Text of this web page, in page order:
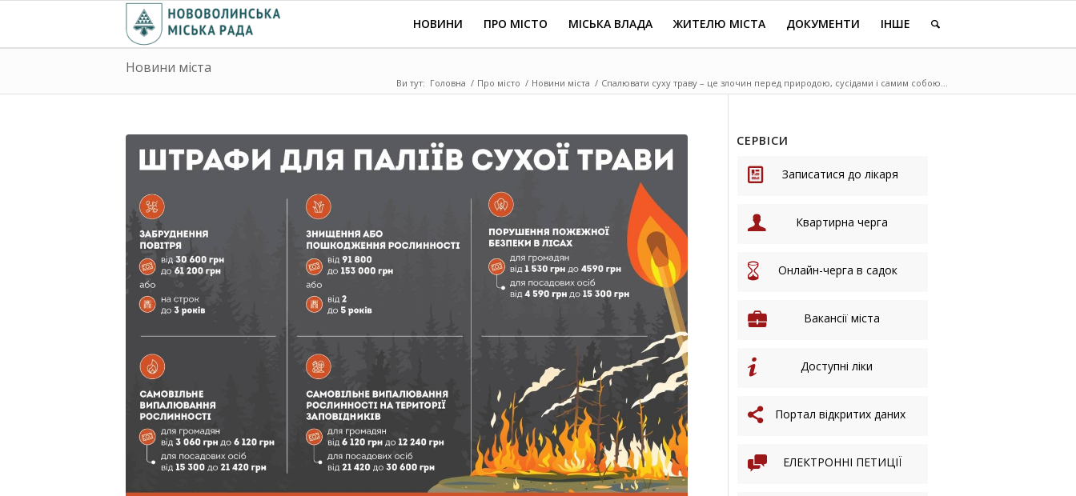
НОВИНИ ПРО МІСТО МІСЬКА ВЛАДА ЖИТЕЛЮ МІСТА ДОКУМЕНТИ ІНШЕ
Новини міста
Ви тут: Головна / Про місто / Новини міста / Спалювати суху траву – це злочин перед природою, сусідами і самим собою...
СЕРВІСИ
Записатися до лікаря
Квартирна черга
Онлайн-черга в садок
Вакансії міста
Доступні ліки
Портал відкритих даних
ЕЛЕКТРОННІ ПЕТИЦІЇ